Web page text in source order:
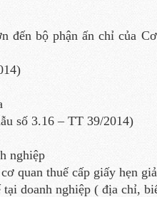
đến bộ phận ấn chỉ của
số 3.16 – TT 39/2014)
nghiệp
thuế cấp giấy hẹn
nghiệp ( địa chỉ,